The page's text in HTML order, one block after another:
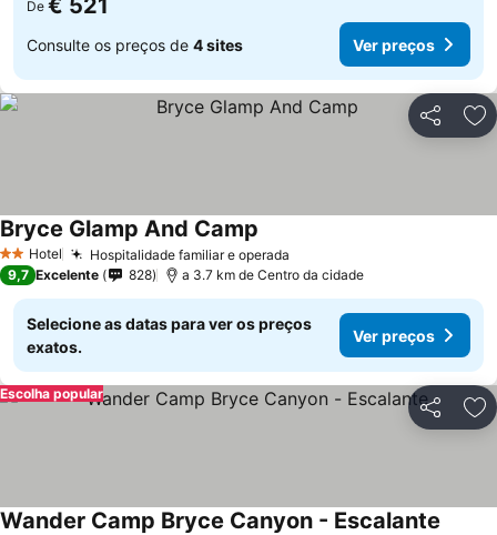
De € 521
Consulte os preços de 4 sites Ver preços
Partilhar
2 Estrelas
Hotel Hospitalidade familiar e operada
Bryce Glamp And Camp
9,7 Excelente 828 a 3.7 km de Centro da cidade
Selecione as datas para ver os preços
exatos.
Ver preços
Partilhar
Escolha popular
Wander Camp Bryce Canyon - Escalante